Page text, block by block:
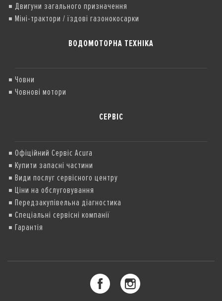
Двигуни загального призначення
Міні-трактори / їздові газонокосарки
ВОДОМОТОРНА ТЕХНІКА
Човни
Човнові мотори
СЕРВІС
Офіційний Сервіс Acura
Купити запасні частини
Види послуг сервісного центру
Ціни на обслуговування
Передзакупівельна діагностика
Спеціальні сервісні компанії
Гарантія